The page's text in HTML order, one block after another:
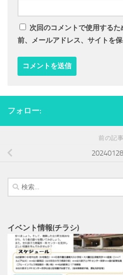
次回のコメントで使用する
前、メールアドレス、サイトを保
フォロー:
前の記事
検
索:
イベント情報(チラシ)